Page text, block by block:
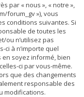
par « nous », « notre »,
forum_gv »), vous
conditions suivantes. Si
de toutes les
ou n’utilisez pas
ci à n’importe quel
soyez informé, bien
ci par vous-même.
que des changements
responsable des
modifications.